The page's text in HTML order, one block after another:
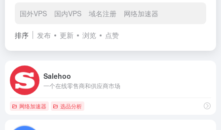
国外VPS 国内VPS 域名注册 网络加速器
排序 发布 更新 浏览 点赞
Salehoo
一个在线零售商和供应商市场
网络加速器 选品分析